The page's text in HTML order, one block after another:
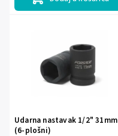
Udarna nastavak 1/2" 31mm
(6-plošni)